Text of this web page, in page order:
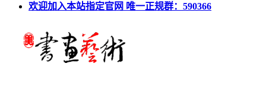
欢迎加入本站指定官网 唯一正规群：590366